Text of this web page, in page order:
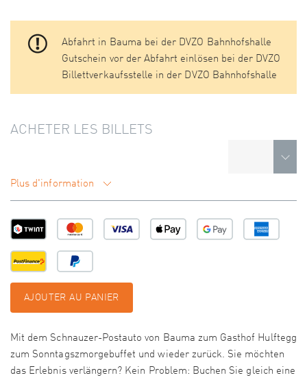
Abfahrt in Bauma bei der DVZO Bahnhofshalle
Gutschein vor der Abfahrt einlösen bei der DVZO
Billettverkaufsstelle in der DVZO Bahnhofshalle
ACHETER LES BILLETS
Plus d'information
AJOUTER AU PANIER
Mit dem Schnauzer-Postauto von Bauma zum Gasthof Hulftegg
zum Sonntagszmorgebuffet und wieder zurück. Sie möchten
das Erlebnis verlängern? Kein Problem: Buchen Sie gleich eine